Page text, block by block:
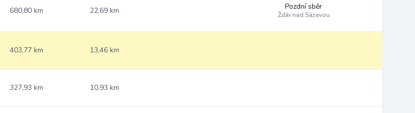
680,80 km 22,69 km Pozdní sběr
Žďár nad Sázavou
403,77 km 13,46 km
327,93 km 10,93 km